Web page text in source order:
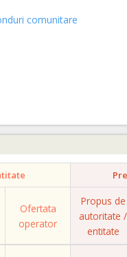
comunitare
Ofertata
operator
Propus de
autoritate /
entitate